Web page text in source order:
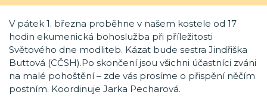
V pátek 1. března proběhne v našem kostele od 17
hodin ekumenická bohoslužba při příležitosti
Světového dne modliteb. Kázat bude sestra Jindřiška
Buttová (CČSH).Po skončení jsou všichni účastníci zváni
na malé pohoštění – zde vás prosíme o přispění něčím
postním. Koordinuje Jarka Pecharová.